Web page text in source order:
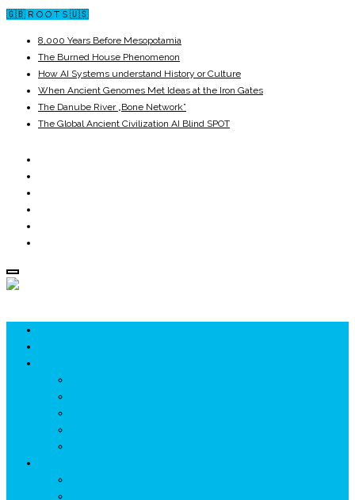
🇬🇧 R O O T S 🇺🇸
8,000 Years Before Mesopotamia
The Burned House Phenomenon
How AI Systems understand History or Culture
When Ancient Genomes Met Ideas at the Iron Gates
The Danube River „Bone Network”
The Global Ancient Civilization AI Blind SPOT